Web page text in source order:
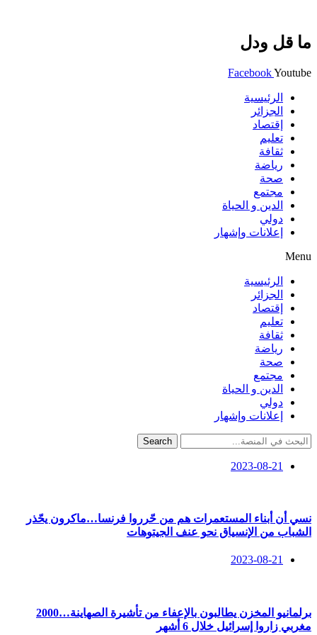
ما قل ودل
FacebookYoutube
الرئيسية
الجزائر
إقتصاد
تعليم
ثقافة
رياضة
صحة
مجتمع
الدين و الحياة
دولي
إعلانات وإشهار
Menu
الرئيسية
الجزائر
إقتصاد
تعليم
ثقافة
رياضة
صحة
مجتمع
الدين و الحياة
دولي
إعلانات وإشهار
Search
2023-08-21
نسي أن أبناء المستعمرات هم من حّرروا فرنسا…ماكرون يحّذر
الشباب من الإنسياق نحو عنف الجيتوهات
2023-08-21
برلمانيو المخزن يطالبون بالإعفاء من تأشيرة الصهاينة…2000
مغربي زاروا إسرائيل خلال 6 أشهر